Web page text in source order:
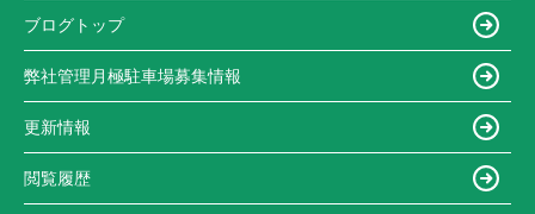
ブログトップ
弊社管理月極駐車場募集情報
更新情報
閲覧履歴